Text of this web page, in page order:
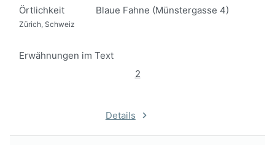
Örtlichkeit Blaue Fahne (Münstergasse 4)
Zürich, Schweiz
Erwähnungen im Text
2
Details